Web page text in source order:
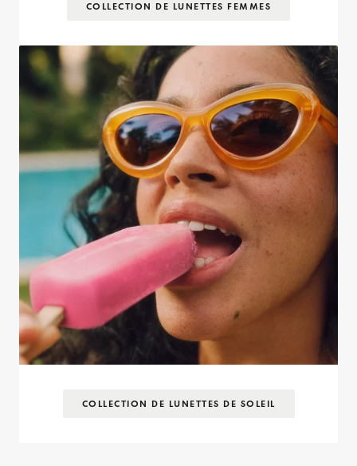
COLLECTION DE LUNETTES FEMMES
COLLECTION DE LUNETTES DE SOLEIL